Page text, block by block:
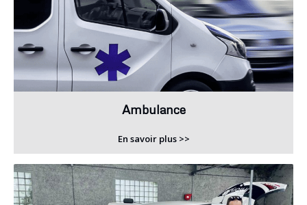
Ambulance
En savoir plus >>